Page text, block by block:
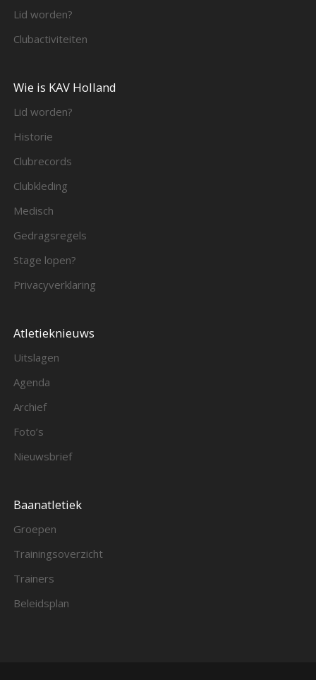
Lid worden?
Clubactiviteiten
Wie is KAV Holland
Lid worden?
Historie
Clubrecords
Clubkleding
Medisch
Gedragsregels
Stage lopen?
Privacyverklaring
Atletieknieuws
Uitslagen
Agenda
Archief
Foto’s
Nieuwsbrief
Baanatletiek
Groepen
Trainingsoverzicht
Trainers
Beleidsplan